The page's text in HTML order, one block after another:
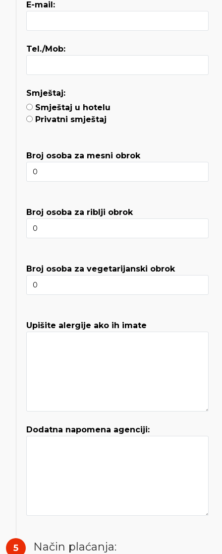
E-mail:
Tel./Mob:
Smještaj:
Smještaj u hotelu
Privatni smještaj
Broj osoba za mesni obrok
Broj osoba za riblji obrok
Broj osoba za vegetarijanski obrok
Upišite alergije ako ih imate
Dodatna napomena agenciji:
5 Način plaćanja: